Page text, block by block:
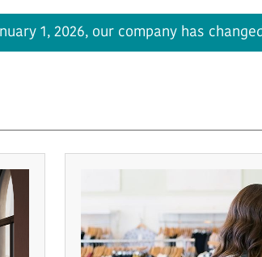
1, 2026, our company has